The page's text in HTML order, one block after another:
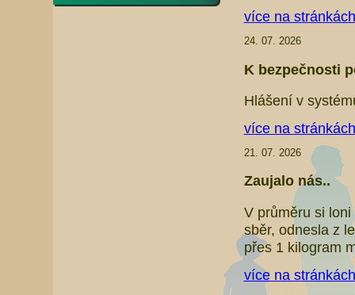
více na
24. 07. 2026
K bezpečnosti
Hlášení v
více na
21. 07. 2026
Zaujalo nás..
V průměru si
sběr, odnesla z
přes 1 kilogram
více na